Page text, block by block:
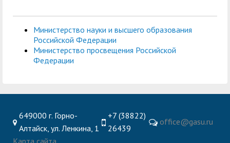
Министерство науки и высшего образования
Российской Федерации
Министерство просвещения Российской
Федерации
649000 г. Горно-
Алтайск, ул. Ленкина, 1
+7 (38822)
26439
office@gasu.ru
Карта сайта